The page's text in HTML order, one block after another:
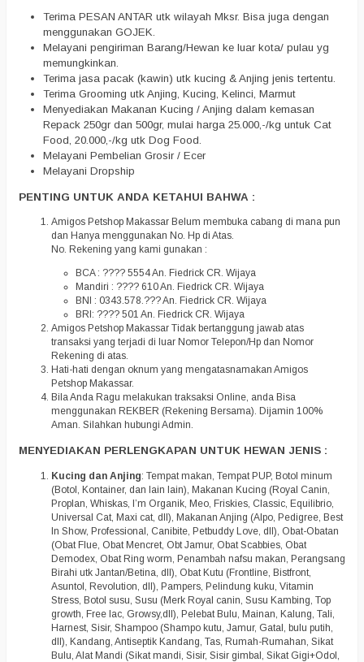
Terima PESAN ANTAR utk wilayah Mksr. Bisa juga dengan
menggunakan GOJEK.
Melayani pengiriman Barang/Hewan ke luar kota/ pulau yg
memungkinkan.
Terima jasa pacak (kawin) utk kucing & Anjing jenis tertentu.
Terima Grooming utk Anjing, Kucing, Kelinci, Marmut
Menyediakan Makanan Kucing / Anjing dalam kemasan
Repack 250gr dan 500gr, mulai harga 25.000,-/kg untuk Cat
Food, 20.000,-/kg utk Dog Food.
Melayani Pembelian Grosir / Ecer
Melayani Dropship
PENTING UNTUK ANDA KETAHUI BAHWA :
Amigos Petshop Makassar Belum membuka cabang di mana pun
dan Hanya menggunakan No. Hp di Atas.
No. Rekening yang kami gunakan :
BCA : ???? 5554 An. Fiedrick CR. Wijaya
Mandiri : ???? 610 An. Fiedrick CR. Wijaya
BNI : 0343.578.??? An. Fiedrick CR. Wijaya
BRI: ???? 501 An. Fiedrick CR. Wijaya
Amigos Petshop Makassar Tidak bertanggung jawab atas
transaksi yang terjadi di luar Nomor Telepon/Hp dan Nomor
Rekening di atas.
Hati-hati dengan oknum yang mengatasnamakan Amigos
Petshop Makassar.
Bila Anda Ragu melakukan traksaksi Online, anda Bisa
menggunakan REKBER (Rekening Bersama). Dijamin 100%
Aman. Silahkan hubungi Admin.
MENYEDIAKAN PERLENGKAPAN UNTUK HEWAN JENIS :
Kucing dan Anjing: Tempat makan, Tempat PUP, Botol minum
(Botol, Kontainer, dan lain lain), Makanan Kucing (Royal Canin,
Proplan, Whiskas, I’m Organik, Meo, Friskies, Classic, Equilibrio,
Universal Cat, Maxi cat, dll), Makanan Anjing (Alpo, Pedigree, Best
In Show, Professional, Canibite, Petbuddy Love, dll), Obat-Obatan
(Obat Flue, Obat Mencret, Obt Jamur, Obat Scabbies, Obat
Demodex, Obat Ring worm, Penambah nafsu makan, Perangsang
Birahi utk Jantan/Betina, dll), Obat Kutu (Frontline, Bistfront,
Asuntol, Revolution, dll), Pampers, Pelindung kuku, Vitamin
Stress, Botol susu, Susu (Merk Royal canin, Susu Kambing, Top
growth, Free lac, Growsy,dll), Pelebat Bulu, Mainan, Kalung, Tali,
Harnest, Sisir, Shampoo (Shampo kutu, Jamur, Gatal, bulu putih,
dll), Kandang, Antiseptik Kandang, Tas, Rumah-Rumahan, Sikat
Bulu, Alat Mandi (Sikat mandi, Sisir, Sisir gimbal, Sikat Gigi+Odol,